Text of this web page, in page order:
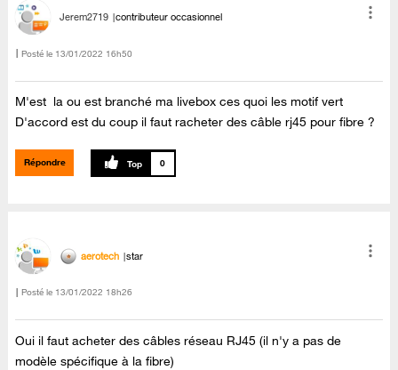
Jerem2719 contributeur occasionnel
Posté le ‎13/01/2022 16h50
M'est la ou est branché ma livebox ces quoi les motif vert
D'accord est du coup il faut racheter des câble rj45 pour fibre ?
Répondre 0
aerotech star
Posté le ‎13/01/2022 18h26
Oui il faut acheter des câbles réseau RJ45 (il n'y a pas de
modèle spécifique à la fibre)